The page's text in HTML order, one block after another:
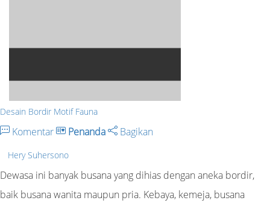
Desain Bordir Motif Fauna
Komentar Penanda Bagikan
Hery Suhersono
Dewasa ini banyak busana yang dihias dengan aneka bordir,
baik busana wanita maupun pria. Kebaya, kemeja, busana